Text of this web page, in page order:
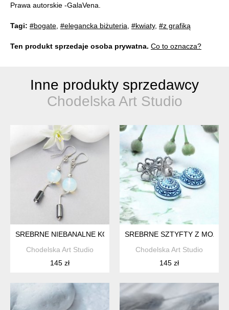
Prawa autorskie -GalaVena.
Tagi: #bogate #elegancka biżuteria #kwiaty, #z grafiką
Ten produkt sprzedaje osoba prywatna. Co to oznacza?
Inne produkty sprzedawcy
Chodelska Art Studio
SREBRNE NIEBANALNE KOLCZYKI Z OPALEM I HEMATYTEM
Chodelska Art Studio
145 zł
SREBRNE SZTYFTY Z
Chodelska Art Studio
145 zł